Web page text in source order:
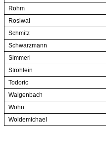
Rohm
Rosiwal
Schmitz
Schwarzmann
Simmerl
Ströhlein
Todoric
Walgenbach
Wohn
Woldemichael